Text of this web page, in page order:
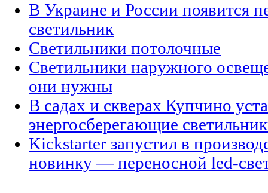
В Украине и России появится
светильник
Светильники потолочные
Светильники наружного
они нужны
В садах и скверах Купчино
энергосберегающие
Kickstarter запустил в
новинку — переносной led-